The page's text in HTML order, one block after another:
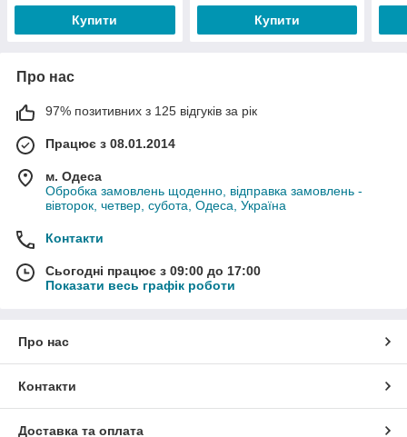
Купити Купити
Про нас
97% позитивних з 125 відгуків за рік
Працює з 08.01.2014
м. Одеса
Обробка замовлень щоденно, відправка замовлень -
вівторок, четвер, субота, Одеса, Україна
Контакти
Сьогодні працює з 09:00 до 17:00
Показати весь графік роботи
Про нас
Контакти
Доставка та оплата